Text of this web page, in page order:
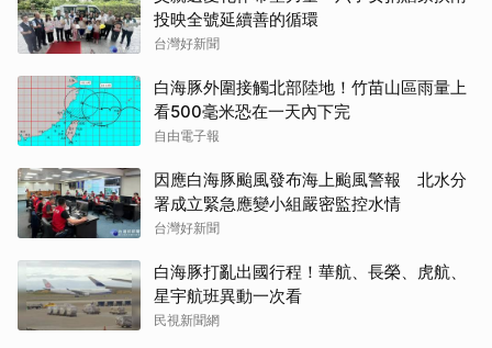
投映全號延續善的循環
台灣好新聞
白海豚外圍接觸北部陸地！竹苗山區雨量上
看500毫米恐在一天內下完
自由電子報
因應白海豚颱風發布海上颱風警報 北水分
署成立緊急應變小組嚴密監控水情
台灣好新聞
白海豚打亂出國行程！華航、長榮、虎航、
星宇航班異動一次看
民視新聞網